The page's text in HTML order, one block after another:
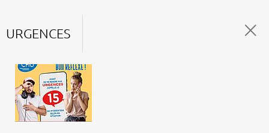
URGENCES